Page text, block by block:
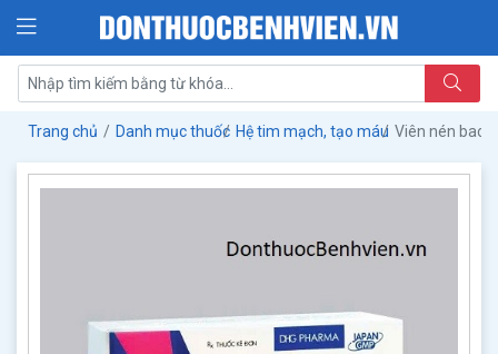
Trang chủ Danh mục thuốc Hệ tim mạch, tạo máu Viên nén bao